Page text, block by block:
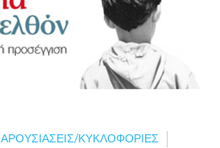
ΚΥΚΛΟΦΟΡΊΕΣ